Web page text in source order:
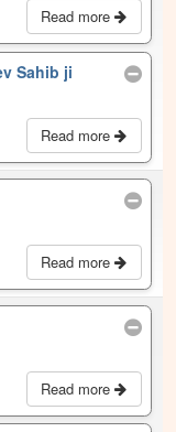
Read more
Sahib ji
Read more
Read more
Read more